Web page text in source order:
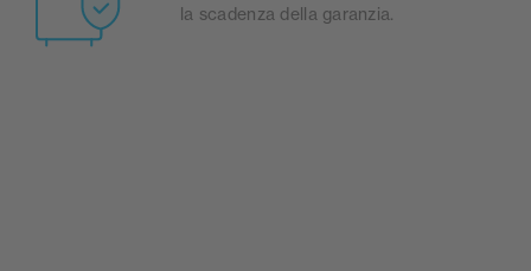
la scadenza della garanzia.